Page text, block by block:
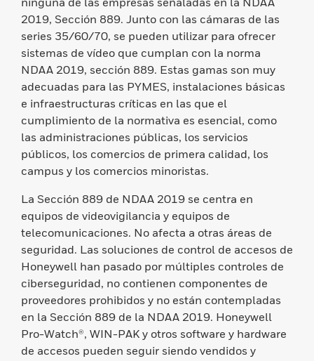
2019, Sección 889. Junto con las cámaras de las
series 35/60/70, se pueden utilizar para ofrecer
sistemas de vídeo que cumplan con la norma
NDAA 2019, sección 889. Estas gamas son muy
adecuadas para las PYMES, instalaciones básicas
e infraestructuras críticas en las que el
cumplimiento de la normativa es esencial, como
las administraciones públicas, los servicios
públicos, los comercios de primera calidad, los
campus y los comercios minoristas.
La Sección 889 de NDAA 2019 se centra en
equipos de videovigilancia y equipos de
telecomunicaciones. No afecta a otras áreas de
seguridad. Las soluciones de control de accesos de
Honeywell han pasado por múltiples controles de
ciberseguridad, no contienen componentes de
proveedores prohibidos y no están contempladas
en la Sección 889 de la NDAA 2019. Honeywell
Pro-Watch®, WIN-PAK y otros software y hardware
de accesos pueden seguir siendo vendidos y